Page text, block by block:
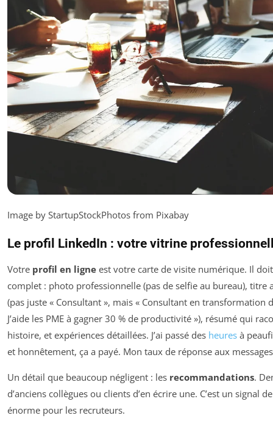
Image by StartupStockPhotos from Pixabay
Le profil LinkedIn : votre vitrine
Votre profil en ligne est votre carte de visite numérique. Il
complet : photo professionnelle (pas de selfie au bureau), titre
(pas juste « Consultant », mais « Consultant en transformation
J’aide les PME à gagner 30 % de productivité »), résumé qui
histoire, et expériences détaillées. J’ai passé des heures à
et honnêtement, ça a payé. Mon taux de réponse aux
Un détail que beaucoup négligent : les recommandations.
d’anciens collègues ou clients d’en écrire une. C’est un signal
énorme pour les recruteurs.